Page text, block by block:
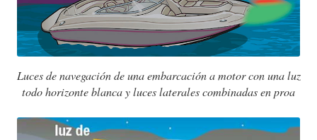
Luces de navegación de una embarcación a motor con una luz
todo horizonte blanca y luces laterales combinadas en proa